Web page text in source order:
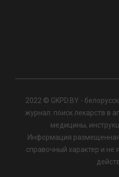
2022 © GKPD.BY -
журнал: поиск лекарств в
медицины,
Информация размещенная
справочный характер и не